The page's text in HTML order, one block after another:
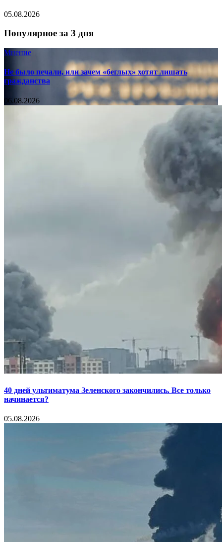
05.08.2026
Популярное за 3 дня
Мнение
Не было печали, или зачем «беглых» хотят лишать
гражданства
06.08.2026
40 дней ультиматума Зеленского закончились. Все только
начинается?
05.08.2026